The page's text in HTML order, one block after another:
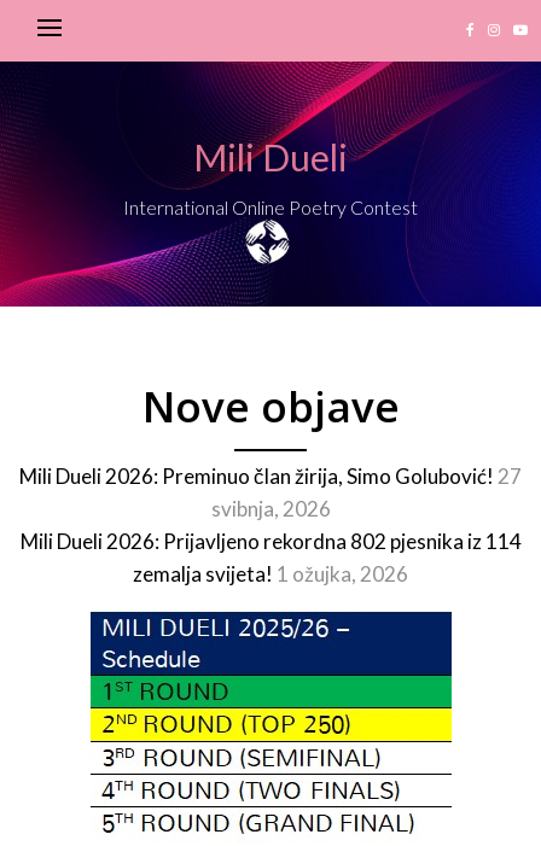
Mili Dueli
International Online Poetry Contest
Nove objave
Mili Dueli 2026: Preminuo član žirija, Simo Golubović! 27
svibnja, 2026
Mili Dueli 2026: Prijavljeno rekordna 802 pjesnika iz 114
zemalja svijeta! 1 ožujka, 2026